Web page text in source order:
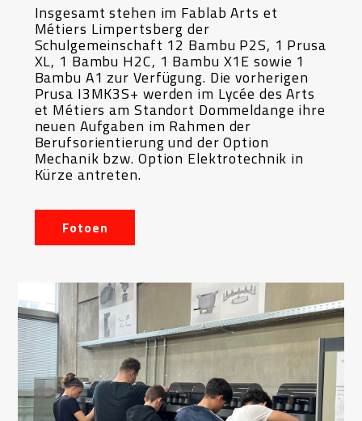
Insgesamt stehen im Fablab Arts et
Métiers Limpertsberg der
Schulgemeinschaft 12 Bambu P2S, 1 Prusa
XL, 1 Bambu H2C, 1 Bambu X1E sowie 1
Bambu A1 zur Verfügung. Die vorherigen
Prusa I3MK3S+ werden im Lycée des Arts
et Métiers am Standort Dommeldange ihre
neuen Aufgaben im Rahmen der
Berufsorientierung und der Option
Mechanik bzw. Option Elektrotechnik in
Kürze antreten.
Fotoen